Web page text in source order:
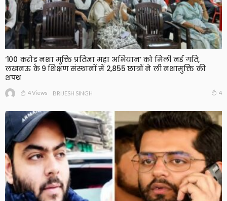
‘100 करोड़ नशा मुक्ति प्रतिज्ञा महा अभियान’ को मिली नई गति,
लखनऊ के 9 शिक्षण संस्थानों में 2,855 छात्रों ने ली नशामुक्ति की
शपथ
4 Views BRIJESH SINGH 4